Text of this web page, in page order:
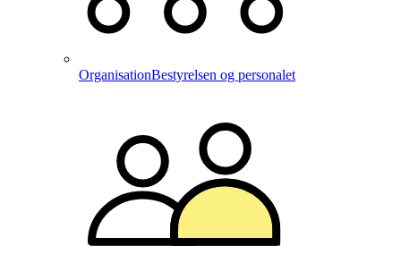
OrganisationBestyrelsen og personalet